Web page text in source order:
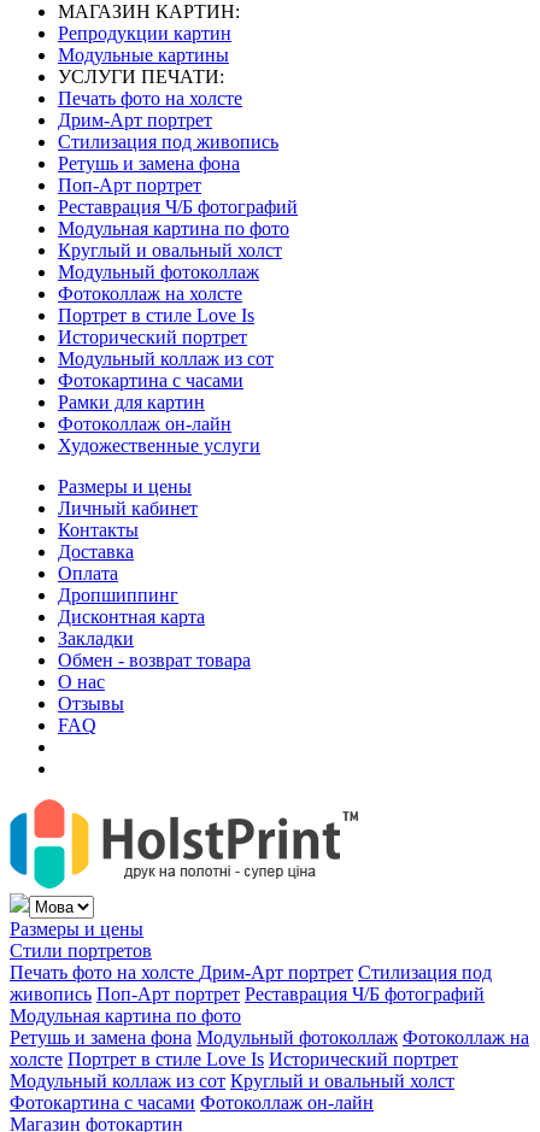
МАГАЗИН КАРТИН:
Репродукции картин
Модульные картины
УСЛУГИ ПЕЧАТИ:
Печать фото на холсте
Дрим-Арт портрет
Стилизация под живопись
Ретушь и замена фона
Поп-Арт портрет
Реставрация Ч/Б фотографий
Модульная картина по фото
Круглый и овальный холст
Модульный фотоколлаж
Фотоколлаж на холсте
Портрет в стиле Love Is
Исторический портрет
Модульный коллаж из сот
Фотокартина с часами
Рамки для картин
Фотоколлаж он-лайн
Художественные услуги
Размеры и цены
Личный кабинет
Контакты
Доставка
Оплата
Дропшиппинг
Дисконтная карта
Закладки
Обмен - возврат товара
О нас
Отзывы
FAQ
Размеры и цены
Стили портретов
Печать фото на холсте Дрим-Арт портрет Стилизация под
живопись Поп-Арт портрет Реставрация Ч/Б фотографий
Модульная картина по фото
Ретушь и замена фона Модульный фотоколлаж Фотоколлаж на
холсте Портрет в стиле Love Is Исторический портрет
Модульный коллаж из сот Круглый и овальный холст
Фотокартина с часами Фотоколлаж он-лайн
Магазин фотокартин